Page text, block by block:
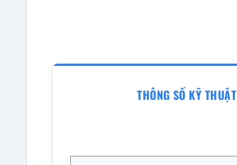
THÔNG SỐ KỸ THUẬT